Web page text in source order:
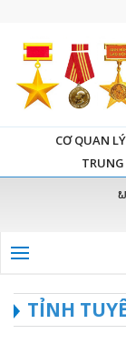
CƠ QUAN
TỈNH